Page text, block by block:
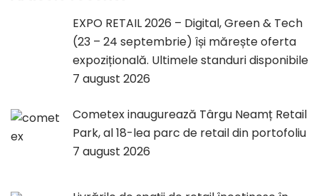
EXPO RETAIL 2026 – Digital, Green & Tech
(23 – 24 septembrie) își mărește oferta
expozițională. Ultimele standuri disponibile
7 august 2026
Cometex inaugurează Târgu Neamț Retail
Park, al 18-lea parc de retail din portofoliu
7 august 2026